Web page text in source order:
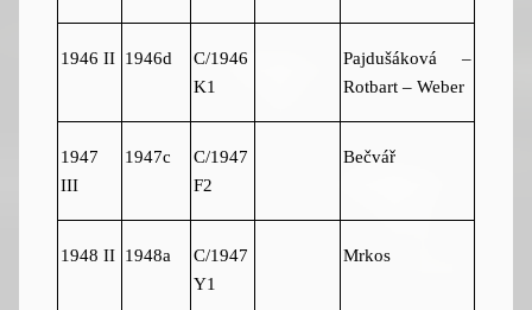
1946 II 1946d
C/1946
K1
Pajdušáková –
Rotbart – Weber
1947
III
1947c
C/1947
F2
Bečvář
1948 II 1948a
C/1947
Y1
Mrkos